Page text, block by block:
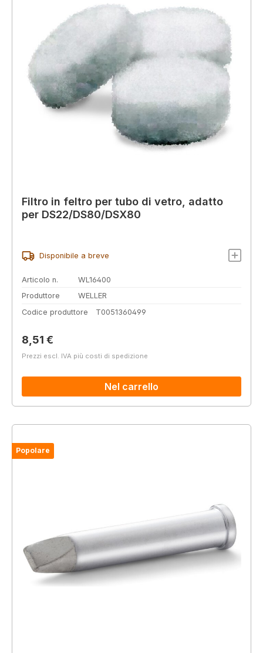
Filtro in feltro per tubo di vetro, adatto
per DS22/DS80/DSX80
Disponibile a breve
Articolo n.
WL16400
Produttore
WELLER
Codice produttore
T0051360499
Prezzo normale:
8,51 €
Prezzi escl. IVA più costi di spedizione
Nel carrello
Popolare